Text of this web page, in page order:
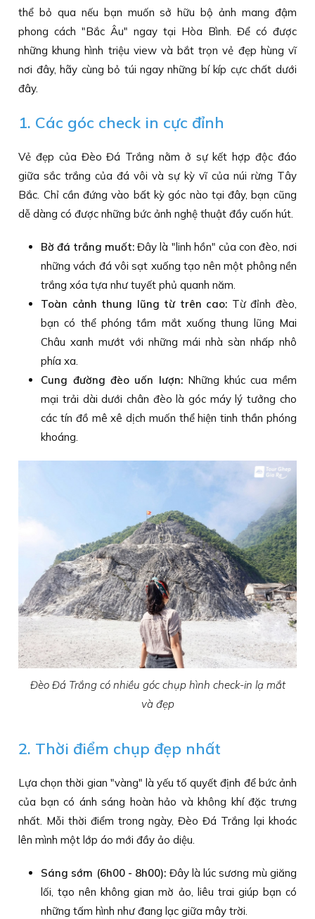
thể bỏ qua nếu bạn muốn sở hữu bộ ảnh mang đậm
phong cách "Bắc Âu" ngay tại Hòa Bình. Để có được
những khung hình triệu view và bắt trọn vẻ đẹp hùng vĩ
nơi đây, hãy cùng bỏ túi ngay những bí kíp cực chất dưới
đây.
1. Các góc check in cực đỉnh
Vẻ đẹp của Đèo Đá Trắng nằm ở sự kết hợp độc đáo
giữa sắc trắng của đá vôi và sự kỳ vĩ của núi rừng Tây
Bắc. Chỉ cần đứng vào bất kỳ góc nào tại đây, bạn cũng
dễ dàng có được những bức ảnh nghệ thuật đầy cuốn hút.
Bờ đá trắng muốt: Đây là "linh hồn" của con đèo, nơi
những vách đá vôi sạt xuống tạo nên một phông nền
trắng xóa tựa như tuyết phủ quanh năm.
Toàn cảnh thung lũng từ trên cao: Từ đỉnh đèo,
bạn có thể phóng tầm mắt xuống thung lũng Mai
Châu xanh mướt với những mái nhà sàn nhấp nhô
phía xa.
Cung đường đèo uốn lượn:Những khúc cua mềm
mại trải dài dưới chân đèo là góc máy lý tưởng cho
các tín đồ mê xê dịch muốn thể hiện tinh thần phóng
khoáng.
Đèo Đá Trắng có nhiều góc chụp hình check-in lạ mắt
và đẹp
2. Thời điểm chụp đẹp nhất
Lựa chọn thời gian "vàng" là yếu tố quyết định để bức ảnh
của bạn có ánh sáng hoàn hảo và không khí đặc trưng
nhất. Mỗi thời điểm trong ngày, Đèo Đá Trắng lại khoác
lên mình một lớp áo mới đầy ảo diệu.
Sáng sớm (6h00 - 8h00): Đây là lúc sương mù giăng
lối, tạo nên không gian mờ ảo, liêu trai giúp bạn có
những tấm hình như đang lạc giữa mây trời.